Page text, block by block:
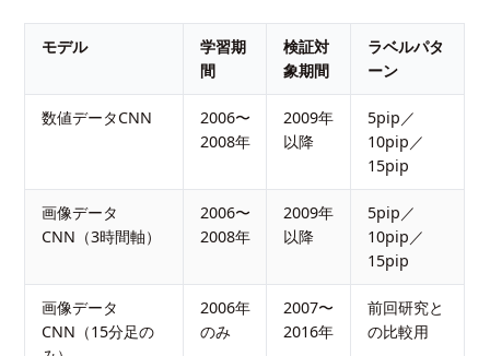
モデル
学習期
間
検証対
象期間
ラベルパタ
ーン
数値データCNN
2006〜
2008年
2009年
以降
5pip／
10pip／
15pip
画像データ
CNN（3時間軸）
2006〜
2008年
2009年
以降
5pip／
10pip／
15pip
画像データ
CNN（15分足の
2006年
のみ
2007〜
2016年
前回研究と
の比較用